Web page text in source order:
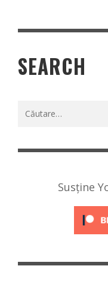
SEARCH
Caută
Susține